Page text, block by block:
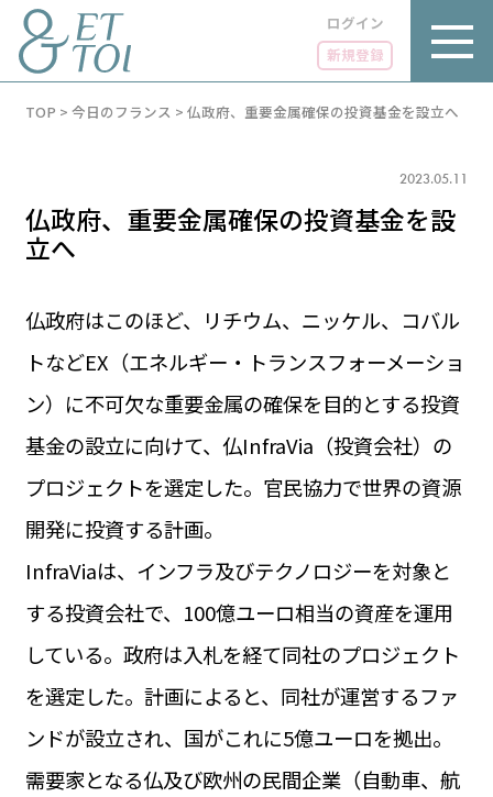
ログイン
新規登録
LUXE
リュクス
GOURMET
グルメ
ライフスタイル
BUSINESS
ビジネス・キャリア
フランス生活
TAG
タグ
#トゥールーズ Toulouse
#レンタカー
#フランス旅行
#パリ
#お土産 #トリビア
#データで読み解くフランス
#フランス郵便情報
#フランス交通機関
#求人
#カルカッソンヌ Carcassonne
#サステナブル
PARIS 14℃ / 12℃
1€＝182.14円
エトワとは
お問い合わせ
広告掲載
TOP > 今日のフランス > 仏政府、重要金属確保の投資基金を設立へ
2023.05.11
仏政府、重要金属確保の投資基金を設
立へ
仏政府はこのほど、リチウム、ニッケル、コバル
トなどEX（エネルギー・トランスフォーメーショ
ン）に不可欠な重要金属の確保を目的とする投資
基金の設立に向けて、仏InfraVia（投資会社）の
プロジェクトを選定した。官民協力で世界の資源
開発に投資する計画。
InfraViaは、インフラ及びテクノロジーを対象と
する投資会社で、100億ユーロ相当の資産を運用
している。政府は入札を経て同社のプロジェクト
を選定した。計画によると、同社が運営するファ
ンドが設立され、国がこれに5億ユーロを拠出。
需要家となる仏及び欧州の民間企業（自動車、航